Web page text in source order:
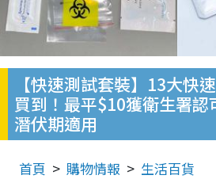
【快速測試套裝】13大快
買到！最平$10獲衛生署
潛伏期適用
首頁 購物情報 生活百貨